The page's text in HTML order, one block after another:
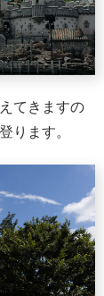
てきますの
ります。